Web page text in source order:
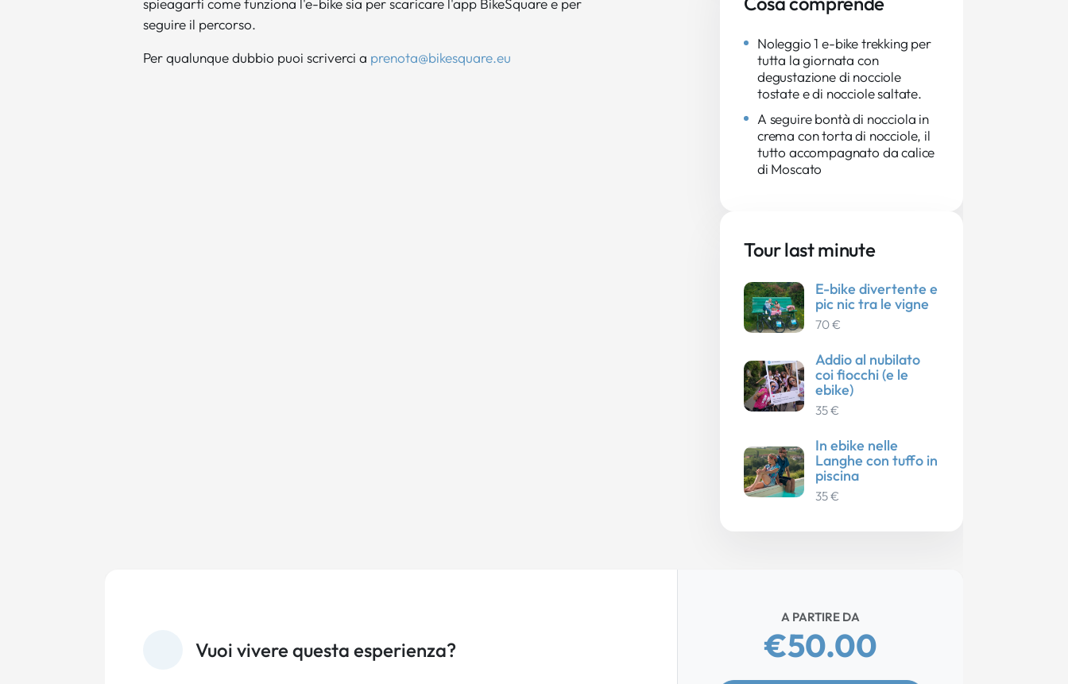
seguire il percorso.
Per qualunque dubbio puoi scriverci a prenota@bikesquare.eu
Noleggio 1 e-bike trekking per
tutta la giornata con
degustazione di nocciole
tostate e di nocciole saltate.
A seguire bontà di nocciola in
crema con torta di nocciole, il
tutto accompagnato da calice
di Moscato
Tour last minute
E-bike divertente e
pic nic tra le vigne
70 €
Addio al nubilato
coi fiocchi (e le
ebike)
35 €
In ebike nelle
Langhe con tuffo in
piscina
35 €
Vuoi vivere questa esperienza?
A PARTIRE DA
€50.00